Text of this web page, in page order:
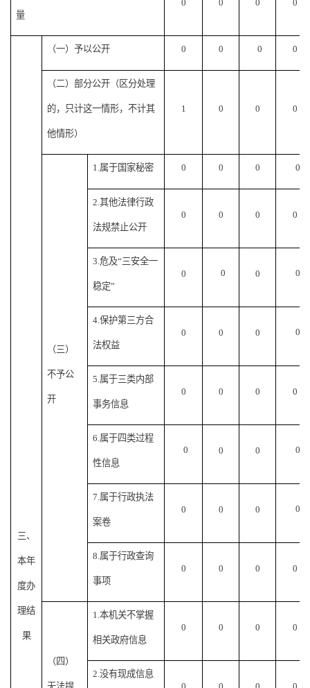
量
0 0 0 0
三、
本年
度办
理结
果
（一）予以公开 0 0 0 0
（二）部分公开（区分处理
的，只计这一情形，不计其
他情形）
1 0 0 0
（三）
不予公
开
1.属于国家秘密 0 0 0 0
2.其他法律行政
法规禁止公开
0 0 0 0
3.危及“三安全一
稳定”
0 0 0 0
4.保护第三方合
法权益
0 0 0 0
5.属于三类内部
事务信息
0 0 0 0
6.属于四类过程
性信息
0 0 0 0
7.属于行政执法
案卷
0 0 0 0
8.属于行政查询
事项
0 0 0 0
（四）
1.本机关不掌握
相关政府信息
0 0 0 0
2.没有现成信息